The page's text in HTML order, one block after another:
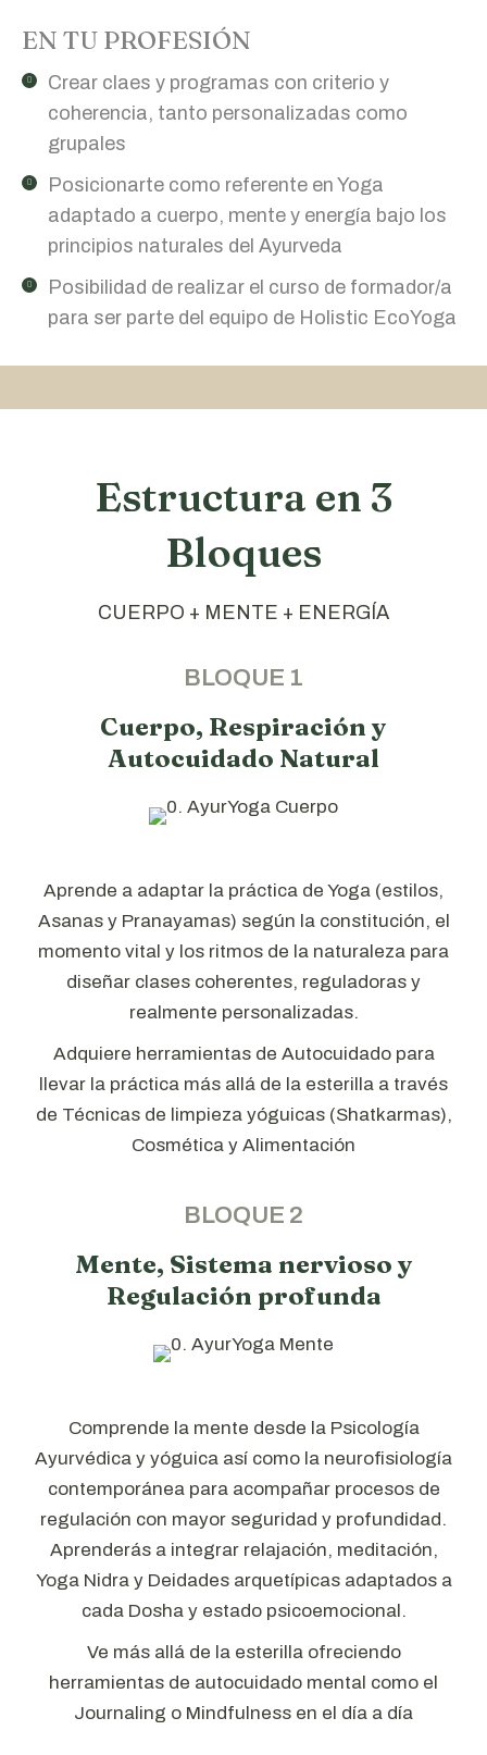
EN TU PROFESIÓN
Crear claes y programas con criterio y
coherencia, tanto personalizadas como
grupales
Posicionarte como referente en Yoga
adaptado a cuerpo, mente y energía bajo los
principios naturales del Ayurveda
Posibilidad de realizar el curso de formador/a
para ser parte del equipo de Holistic EcoYoga
Estructura en 3
Bloques
CUERPO + MENTE + ENERGÍA
BLOQUE 1
Cuerpo, Respiración y
Autocuidado Natural
Aprende a adaptar la práctica de Yoga (estilos,
Asanas y Pranayamas) según la constitución, el
momento vital y los ritmos de la naturaleza para
diseñar clases coherentes, reguladoras y
realmente personalizadas.
Adquiere herramientas de Autocuidado para
llevar la práctica más allá de la esterilla a través
de Técnicas de limpieza yóguicas (Shatkarmas),
Cosmética y Alimentación
BLOQUE 2
Mente, Sistema nervioso y
Regulación profunda
Comprende la mente desde la Psicología
Ayurvédica y yóguica así como la neurofisiología
contemporánea para acompañar procesos de
regulación con mayor seguridad y profundidad.
Aprenderás a integrar relajación, meditación,
Yoga Nidra y Deidades arquetípicas adaptados a
cada Dosha y estado psicoemocional.
Ve más allá de la esterilla ofreciendo
herramientas de autocuidado mental como el
Journaling o Mindfulness en el día a día